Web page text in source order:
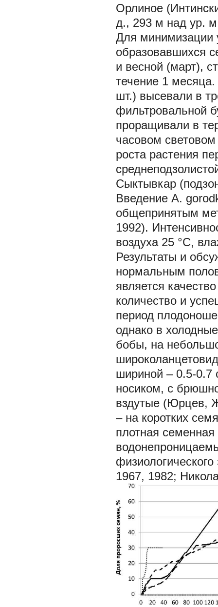
Орлиное
д., 293 м над ур.
Для минимизации
образовавшихся
и весной (март),
течение 1
шт.) высевали в
фильтровальной
проращивали в
часовом
роста растения
Сыктывкар
Введение A.
общепринятым
1992).
воздуха 25 °С,
Результаты и
нормальным
является
количество и
период
однако в
бобы, на
шириной – 0.5-0.7
носиком, с
вздутые (Юрцев,
– на коротких
плотная
1967, 1982;